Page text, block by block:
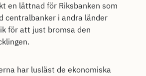
en lättnad för Riksbanken som
centralbanker i andra länder
för att just bromsa den
har lusläst de ekonomiska